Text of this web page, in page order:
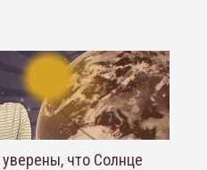
что Солнце